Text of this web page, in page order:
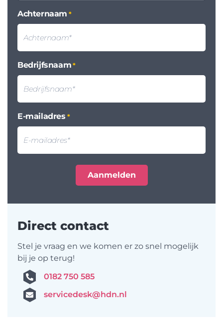
Achternaam *
Bedrijfsnaam *
E-mailadres *
Direct contact
Stel je vraag en we komen er zo snel mogelijk
bij je op terug!
0182 750 585
servicedesk@hdn.nl